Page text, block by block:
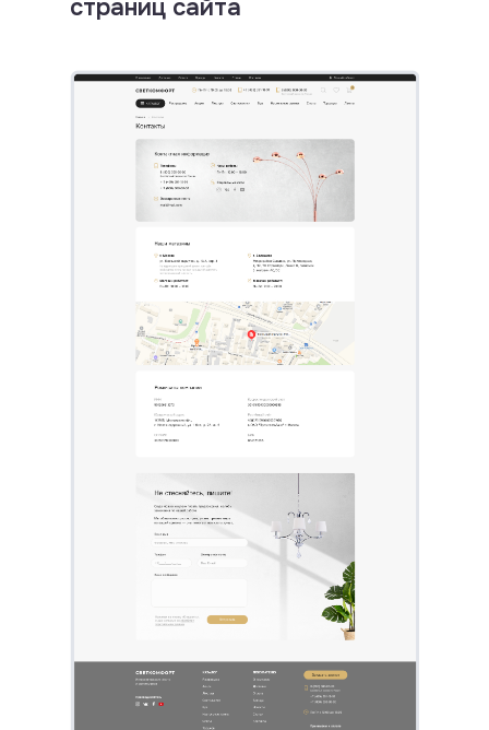
страниц сайта